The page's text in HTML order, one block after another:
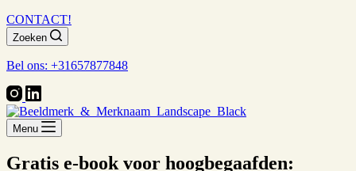
CONTACT!
Zoeken
Bel ons: +31657877848
Menu
Gratis e-book voor hoogbegaafden: